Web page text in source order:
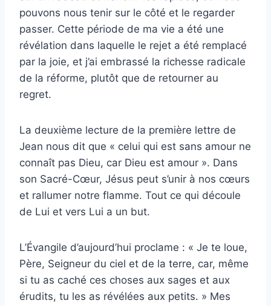
pouvons nous tenir sur le côté et le regarder
passer. Cette période de ma vie a été une
révélation dans laquelle le rejet a été remplacé
par la joie, et j’ai embrassé la richesse radicale
de la réforme, plutôt que de retourner au
regret.
La deuxième lecture de la première lettre de
Jean nous dit que « celui qui est sans amour ne
connaît pas Dieu, car Dieu est amour ». Dans
son Sacré-Cœur, Jésus peut s’unir à nos cœurs
et rallumer notre flamme. Tout ce qui découle
de Lui et vers Lui a un but.
L’Évangile d’aujourd’hui proclame : « Je te loue,
Père, Seigneur du ciel et de la terre, car, même
si tu as caché ces choses aux sages et aux
érudits, tu les as révélées aux petits. » Mes